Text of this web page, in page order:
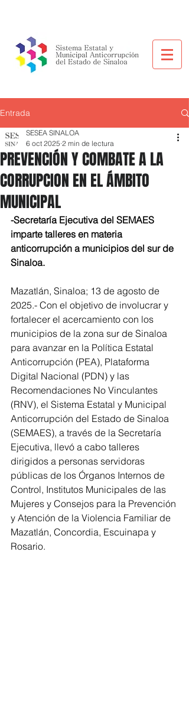
Entrada
PREVENCIÓN Y COMBATE A LA
CORRUPCION EN EL ÁMBITO
MUNICIPAL
SESEA SINALOA
6 oct 2025 2 min de lectura
-Secretaría Ejecutiva del SEMAES
imparte talleres en materia
anticorrupción a municipios del sur de
Sinaloa.
Mazatlán, Sinaloa; 13 de agosto de
2025.- Con el objetivo de involucrar y
fortalecer el acercamiento con los
municipios de la zona sur de Sinaloa
para avanzar en la Política Estatal
Anticorrupción (PEA), Plataforma
Digital Nacional (PDN) y las
Recomendaciones No Vinculantes
(RNV), el Sistema Estatal y Municipal
Anticorrupción del Estado de Sinaloa
(SEMAES), a través de la Secretaría
Ejecutiva, llevó a cabo talleres
dirigidos a personas servidoras
públicas de los Órganos Internos de
Control, Institutos Municipales de las
Mujeres y Consejos para la Prevención
y Atención de la Violencia Familiar de
Mazatlán, Concordia, Escuinapa y
Rosario.